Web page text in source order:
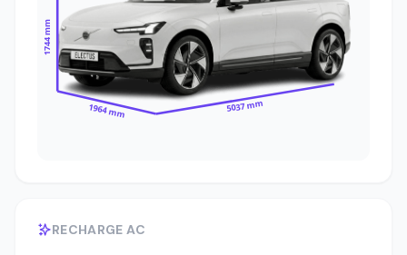
1744 mm
1964 mm 5037 mm
RECHARGE AC